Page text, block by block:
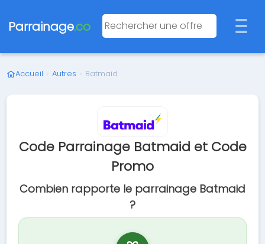
Parrainage.co
Accueil › Autres › Batmaid
Code Parrainage Batmaid et Code
Promo
Combien rapporte le parrainage Batmaid
?